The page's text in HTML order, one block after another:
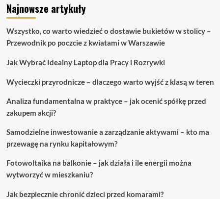
Sprawdzone
sposoby
zminimalizowanie
frustracji
z
Najnowsze artykuły
Wszystko, co warto wiedzieć o dostawie bukietów w stolicy –
Przewodnik po poczcie z kwiatami w Warszawie
Jak Wybrać Idealny Laptop dla Pracy i Rozrywki
Wycieczki przyrodnicze – dlaczego warto wyjść z klasą w teren
Analiza fundamentalna w praktyce – jak ocenić spółkę przed
zakupem akcji?
Samodzielne inwestowanie a zarządzanie aktywami – kto ma
przewagę na rynku kapitałowym?
Fotowoltaika na balkonie – jak działa i ile energii można
wytworzyć w mieszkaniu?
Jak bezpiecznie chronić dzieci przed komarami?